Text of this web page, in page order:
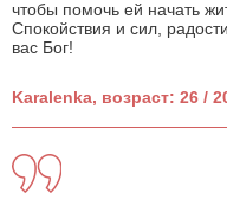
чтобы помочь ей начать
Спокойствия и сил,
вас Бог!
Karalenka, возраст: 26 /